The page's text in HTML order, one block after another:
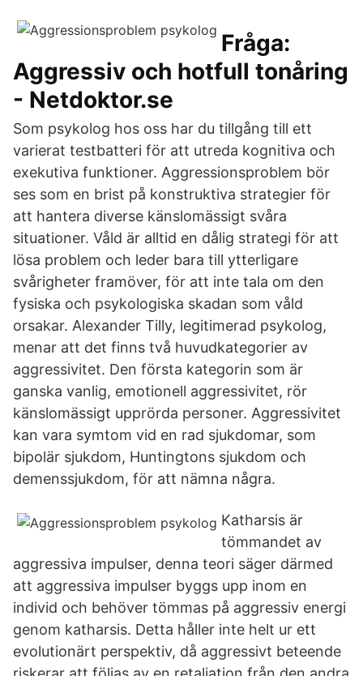
Fråga:
Aggressiv och hotfull tonåring
- Netdoktor.se
Som psykolog hos oss har du tillgång till ett
varierat testbatteri för att utreda kognitiva och
exekutiva funktioner. Aggressionsproblem bör
ses som en brist på konstruktiva strategier för
att hantera diverse känslomässigt svåra
situationer. Våld är alltid en dålig strategi för att
lösa problem och leder bara till ytterligare
svårigheter framöver, för att inte tala om den
fysiska och psykologiska skadan som våld
orsakar. Alexander Tilly, legitimerad psykolog,
menar att det finns två huvudkategorier av
aggressivitet. Den första kategorin som är
ganska vanlig, emotionell aggressivitet, rör
känslomässigt upprörda personer. Aggressivitet
kan vara symtom vid en rad sjukdomar, som
bipolär sjukdom, Huntingtons sjukdom och
demenssjukdom, för att nämna några.
Katharsis är
tömmandet av
aggressiva impulser, denna teori säger därmed
att aggressiva impulser byggs upp inom en
individ och behöver tömmas på aggressiv energi
genom katharsis. Detta håller inte helt ur ett
evolutionärt perspektiv, då aggressivt beteende